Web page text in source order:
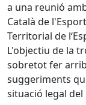
a una reunió
Català de
Territorial de
L'objectiu de la
sobretot fer
suggeriments
situació legal